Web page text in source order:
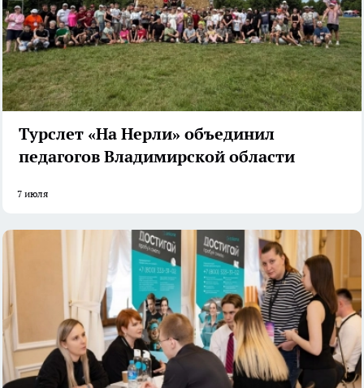
Турслет «На Нерли» объединил
педагогов Владимирской области
7 июля